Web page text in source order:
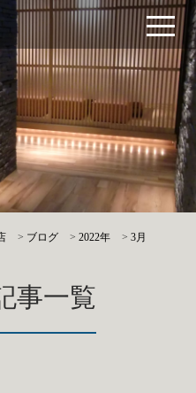
> ブログ >2022年 >3月
事一覧